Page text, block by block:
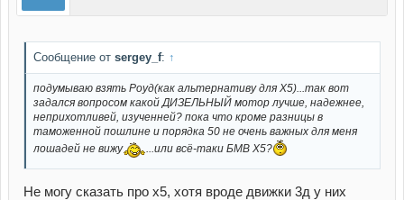
Сообщение от sergey_f: ↑
подумываю взять Роуд(как альтернативу для Х5)...так вот
задался вопросом какой ДИЗЕЛЬНЫЙ мотор лучше, надежнее,
неприхотливей, изученней? пока что кроме разницы в
таможенной пошлине и порядка 50 не очень важных для меня
лошадей не вижу
...или всё-таки БМВ Х5?
Не могу сказать про х5, хотя вроде движки 3д у них